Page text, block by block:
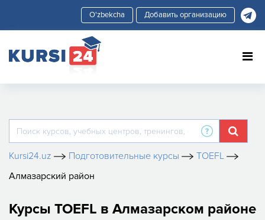
Добавить организацию
Kursi24.uz Подготовительные курсы
TOEFL
Алмазарский район
Курсы TOEFL в Алмазарском районе